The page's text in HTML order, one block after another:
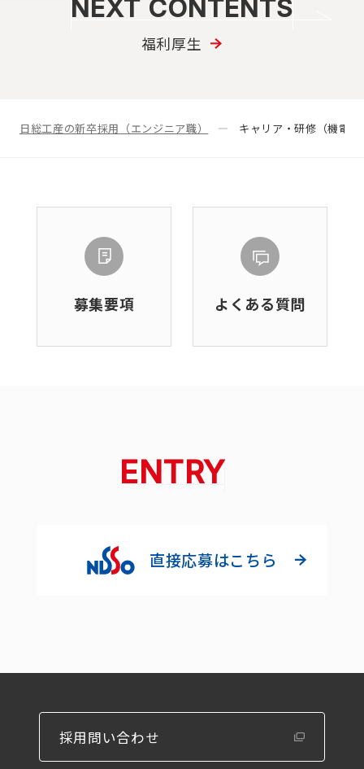
NEXT CONTENTS
福利厚生
日総工産の新卒採用（エンジニア職） キャリア・研修（機電/
募集要項 よくある質問
ENTRY
直接応募はこちら
採用問い合わせ